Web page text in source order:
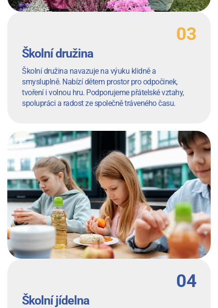
Školní družina
Školní družina navazuje na výuku klidně a
smysluplně. Nabízí dětem prostor pro odpočinek,
tvoření i volnou hru. Podporujeme přátelské vztahy,
spolupráci a radost ze společně tráveného času.
Školní jídelna